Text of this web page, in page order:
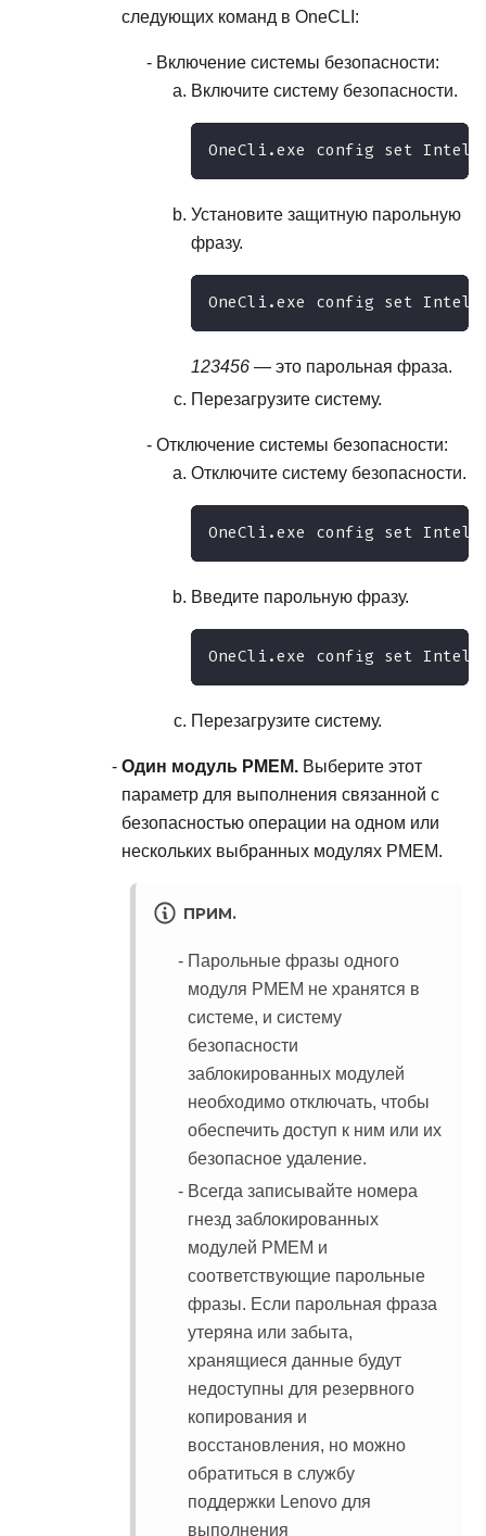
следующих команд в OneCLI:
Включение системы безопасности:
Включите систему безопасности.
OneCli.exe config set
Установите защитную парольную
фразу.
OneCli.exe config set
123456 — это парольная фраза.
Перезагрузите систему.
Отключение системы безопасности:
Отключите систему безопасности.
OneCli.exe config set
Введите парольную фразу.
OneCli.exe config set
Перезагрузите систему.
Один модуль PMEM. Выберите этот
параметр для выполнения связанной с
безопасностью операции на одном или
нескольких выбранных модулях PMEM.
ПРИМ.
Парольные фразы одного
модуля PMEM не хранятся в
системе, и систему
безопасности
заблокированных модулей
необходимо отключать, чтобы
обеспечить доступ к ним или их
безопасное удаление.
Всегда записывайте номера
гнезд заблокированных
модулей PMEM и
соответствующие парольные
фразы. Если парольная фраза
утеряна или забыта,
хранящиеся данные будут
недоступны для резервного
копирования и
восстановления, но можно
обратиться в службу
поддержки Lenovo для
выполнения